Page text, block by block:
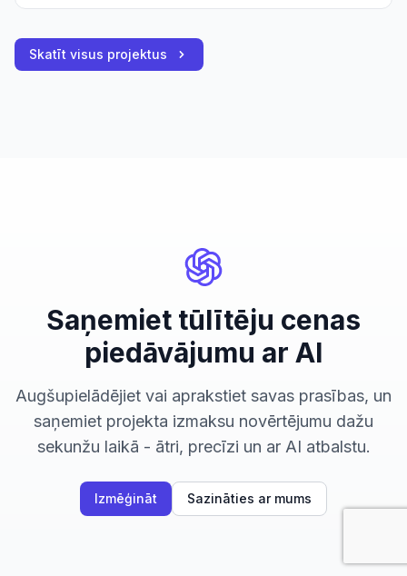
Skatīt visus projektus
Saņemiet tūlītēju cenas
piedāvājumu ar AI
Augšupielādējiet vai aprakstiet savas prasības, un
saņemiet projekta izmaksu novērtējumu dažu
sekunžu laikā - ātri, precīzi un ar AI atbalstu.
Izmēģināt Sazināties ar mums